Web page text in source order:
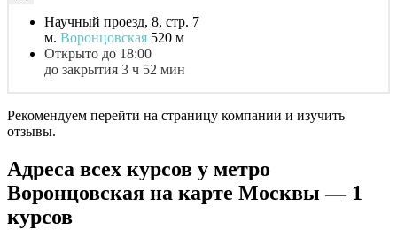
Научный проезд, 8, стр. 7
м. Воронцовская 520 м
Открыто до 18:00
до закрытия 3 ч 52 мин
Рекомендуем перейти на страницу компании и изучить
отзывы.
Адреса всех курсов у метро
Воронцовская на карте Москвы — 1
курсов